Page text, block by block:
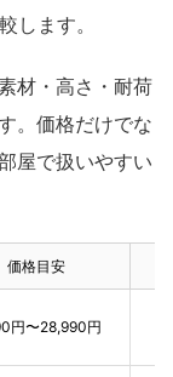
します。
材・高さ・耐荷
。価格だけでな
屋で扱いやすい
価格目安
円〜28,990円